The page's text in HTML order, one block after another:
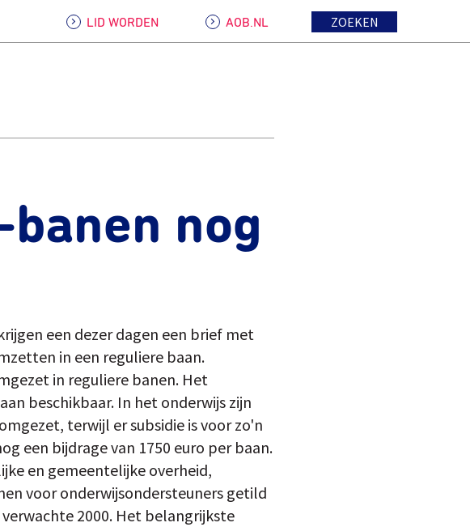
LID WORDEN AOB.NL ZOEKEN
nog
een dezer dagen een brief met
in een reguliere baan.
in reguliere banen. Het
beschikbaar. In het onderwijs zijn
terwijl er subsidie is voor zo'n
een bijdrage van 1750 euro per baan.
en gemeentelijke overheid,
voor onderwijsondersteuners getild
2000. Het belangrijkste